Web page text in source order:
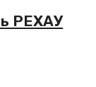
РЕХАУ